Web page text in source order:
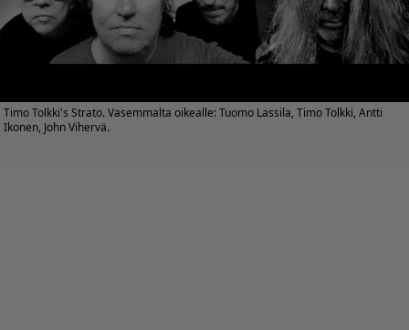
Timo Tolkki's Strato. Vasemmalta oikealle: Tuomo Lassila, Timo Tolkki, Antti
Ikonen, John Vihervä.